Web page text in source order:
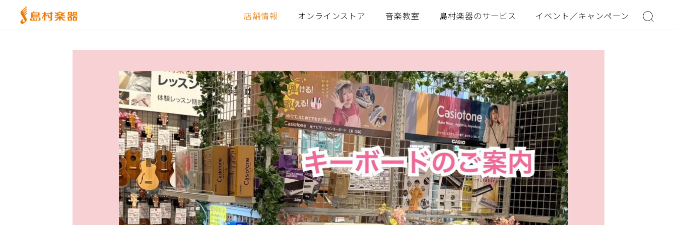
店舗情報 オンラインストア 音楽教室 島村楽器のサービス イベント／キャンペーン